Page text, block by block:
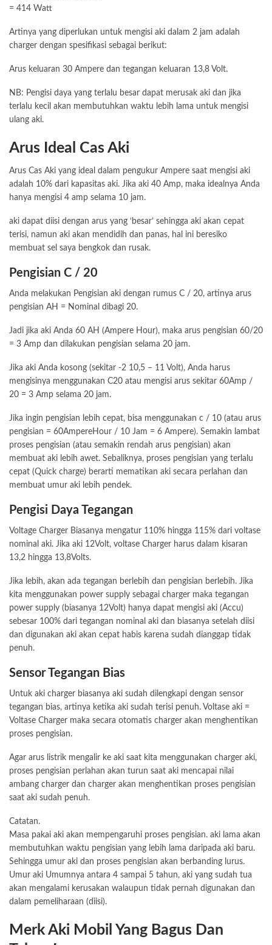
= 414 Watt
Artinya yang diperlukan untuk mengisi aki dalam 2 jam adalah
charger dengan spesifikasi sebagai berikut:
Arus keluaran 30 Ampere dan tegangan keluaran 13,8 Volt.
NB: Pengisi daya yang terlalu besar dapat merusak aki dan jika
terlalu kecil akan membutuhkan waktu lebih lama untuk mengisi
ulang aki.
Arus Ideal Cas Aki
Arus Cas Aki yang ideal dalam pengukur Ampere saat mengisi aki
adalah 10% dari kapasitas aki. Jika aki 40 Amp, maka idealnya Anda
hanya mengisi 4 amp selama 10 jam.
aki dapat diisi dengan arus yang ‘besar’ sehingga aki akan cepat
terisi, namun aki akan mendidih dan panas, hal ini beresiko
membuat sel saya bengkok dan rusak.
Pengisian C / 20
Anda melakukan Pengisian aki dengan rumus C / 20, artinya arus
pengisian AH = Nominal dibagi 20.
Jadi jika aki Anda 60 AH (Ampere Hour), maka arus pengisian 60/20
= 3 Amp dan dilakukan pengisian selama 20 jam.
Jika aki Anda kosong (sekitar -2 10,5 – 11 Volt), Anda harus
mengisinya menggunakan C20 atau mengisi arus sekitar 60Amp /
20 = 3 Amp selama 20 jam.
Jika ingin pengisian lebih cepat, bisa menggunakan c / 10 (atau arus
pengisian = 60AmpereHour / 10 Jam = 6 Ampere). Semakin lambat
proses pengisian (atau semakin rendah arus pengisian) akan
membuat aki lebih awet. Sebaliknya, proses pengisian yang terlalu
cepat (Quick charge) berarti mematikan aki secara perlahan dan
membuat umur aki lebih pendek.
Pengisi Daya Tegangan
Voltage Charger Biasanya mengatur 110% hingga 115% dari voltase
nominal aki. Jika aki 12Volt, voltase Charger harus dalam kisaran
13,2 hingga 13,8Volts.
Jika lebih, akan ada tegangan berlebih dan pengisian berlebih. Jika
kita menggunakan power supply sebagai charger maka tegangan
power supply (biasanya 12Volt) hanya dapat mengisi aki (Accu)
sebesar 100% dari tegangan nominal aki dan biasanya setelah diisi
dan digunakan aki akan cepat habis karena sudah dianggap tidak
penuh.
Sensor Tegangan Bias
Untuk aki charger biasanya aki sudah dilengkapi dengan sensor
tegangan bias, artinya ketika aki sudah terisi penuh. Voltase aki =
Voltase Charger maka secara otomatis charger akan menghentikan
proses pengisian.
Agar arus listrik mengalir ke aki saat kita menggunakan charger aki,
proses pengisian perlahan akan turun saat aki mencapai nilai
ambang charger dan charger akan menghentikan proses pengisian
saat aki sudah penuh.
Catatan.
Masa pakai aki akan mempengaruhi proses pengisian. aki lama akan
membutuhkan waktu pengisian yang lebih lama daripada aki baru.
Sehingga umur aki dan proses pengisian akan berbanding lurus.
Umur aki Umumnya antara 4 sampai 5 tahun, aki yang sudah tua
akan mengalami kerusakan walaupun tidak pernah digunakan dan
dalam pemeliharaan (diisi).
Merk Aki Mobil Yang Bagus Dan